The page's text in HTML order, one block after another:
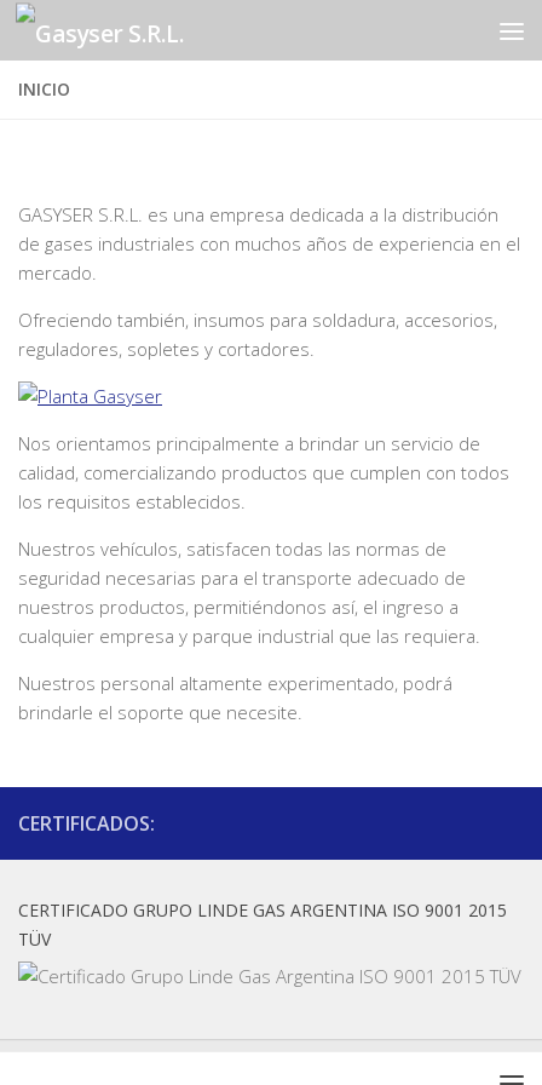
Saltar al contenido
INICIO
GASYSER S.R.L. es una empresa dedicada a la distribución
de gases industriales con muchos años de experiencia en el
mercado.
Ofreciendo también, insumos para soldadura, accesorios,
reguladores, sopletes y cortadores.
Nos orientamos principalmente a brindar un servicio de
calidad, comercializando productos que cumplen con todos
los requisitos establecidos.
Nuestros vehículos, satisfacen todas las normas de
seguridad necesarias para el transporte adecuado de
nuestros productos, permitiéndonos así, el ingreso a
cualquier empresa y parque industrial que las requiera.
Nuestros personal altamente experimentado, podrá
brindarle el soporte que necesite.
CERTIFICADOS:
CERTIFICADO GRUPO LINDE GAS ARGENTINA ISO 9001 2015
TÜV